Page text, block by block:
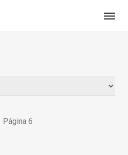
Página 6